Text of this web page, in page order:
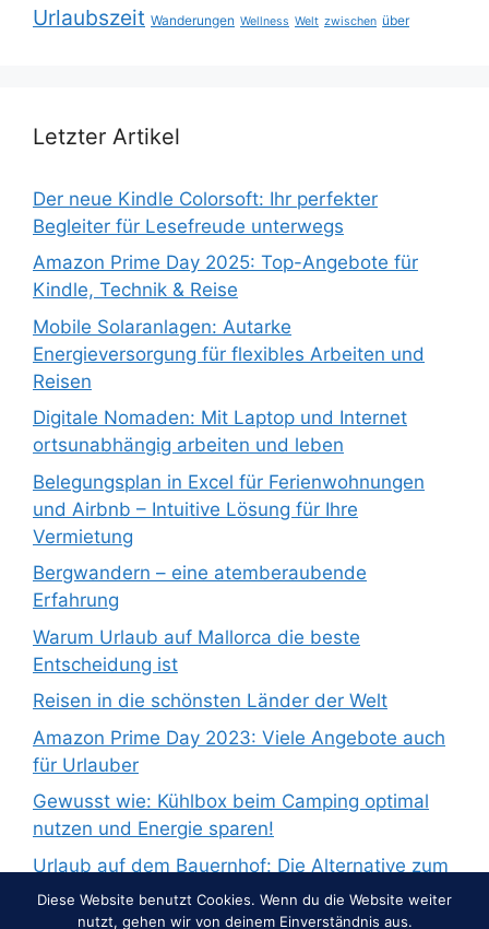
Urlaubszeit Wanderungen Wellness Welt zwischen über
Letzter Artikel
Der neue Kindle Colorsoft: Ihr perfekter
Begleiter für Lesefreude unterwegs
Amazon Prime Day 2025: Top-Angebote für
Kindle, Technik & Reise
Mobile Solaranlagen: Autarke
Energieversorgung für flexibles Arbeiten und
Reisen
Digitale Nomaden: Mit Laptop und Internet
ortsunabhängig arbeiten und leben
Belegungsplan in Excel für Ferienwohnungen
und Airbnb – Intuitive Lösung für Ihre
Vermietung
Bergwandern – eine atemberaubende
Erfahrung
Warum Urlaub auf Mallorca die beste
Entscheidung ist
Reisen in die schönsten Länder der Welt
Amazon Prime Day 2023: Viele Angebote auch
für Urlauber
Gewusst wie: Kühlbox beim Camping optimal
nutzen und Energie sparen!
Urlaub auf dem Bauernhof: Die Alternative zum
Pauschalurlaub
Diese Website benutzt Cookies. Wenn du die Website weiter
nutzt, gehen wir von deinem Einverständnis aus.